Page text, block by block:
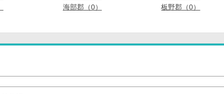
海部郡（0） 板野郡（0）